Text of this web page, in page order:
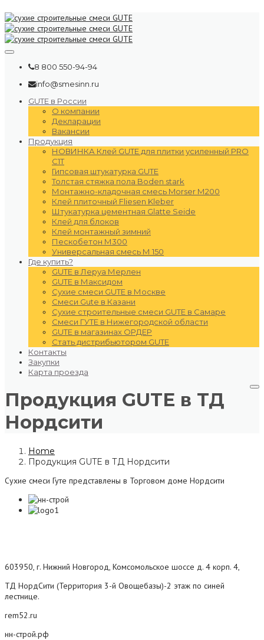
8 800 550-94-94
info@smesinn.ru
GUTE в России
О компании
Декларации
Вакансии
Продукция
НОВИНКА Клей GUTE для плитки усиленный PRO
C1T
Гипсовая штукатурка GUTE
Толстая стяжка пола Boden stark
Монтажно-кладочная смесь Morser М200
Клей плиточный Fliesen Kleber
Штукатурка цементная Glatte Seide
Клей для блоков
Клей монтажный зимний
Пескобетон М300
Универсальная смесь М 150
Где купить?
GUTE в Леруа Мерлен
GUTE в Максидом
Сухие смеси GUTE в Москве
Смеси Gute в Казани
Сухие строительные смеси GUTE в Самаре
Смеси ГУТЕ в Нижегородской области
GUTE в магазинах ОРДЕР
Стать дистрибьютором GUTE
Контакты
Закупки
Карта проезда
Продукция GUTE в ТД
Нордсити
Home
Продукция GUTE в ТД Нордсити
Сухие смеси Гуте представлены в Торговом доме Нордсити
603950, г. Нижний Новгород, Комсомольское шоссе д. 4 корп. 4,
ТД НордСити (Территория 3-й Овощебазы)-2 этаж по синей
лестнице.
rem52.ru
нн-строй.рф